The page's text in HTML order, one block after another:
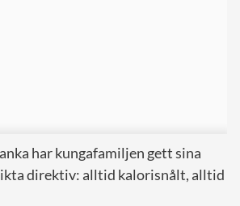
har kungafamiljen gett sina
direktiv: alltid kalorisnålt, alltid